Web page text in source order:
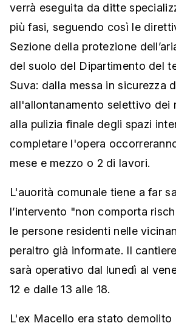
verrà eseguita da ditte
più fasi, seguendo così le
Sezione della protezione
del suolo del Dipartimento del
Suva: dalla messa in sicurezza
all'allontanamento selettivo dei
alla pulizia finale degli spazi
completare l'opera
mese e mezzo o 2 di lavori.
L'auorità comunale tiene a far
l’intervento "non comporta
le persone residenti nelle
peraltro già informate. Il
sarà operativo dal lunedì al
12 e dalle 13 alle 18.
L'ex Macello era stato demolito